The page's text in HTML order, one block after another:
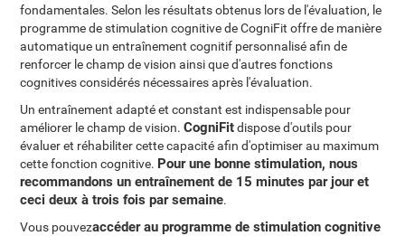
fondamentales. Selon les résultats obtenus lors de l'évaluation, le
programme de stimulation cognitive de CogniFit offre de manière
automatique un entraînement cognitif personnalisé afin de
renforcer le champ de vision ainsi que d'autres fonctions
cognitives considérés nécessaires après l'évaluation.
Un entraînement adapté et constant est indispensable pour
améliorer le champ de vision.CogniFitdispose d'outils pour
évaluer et réhabiliter cette capacité afin d'optimiser au maximum
cette fonction cognitive. Pour une bonne stimulation, nous
recommandons un entraînement de 15 minutes par jour et
ceci deux à trois fois par semaine.
Vous pouvezaccéder au programme de stimulation cognitive